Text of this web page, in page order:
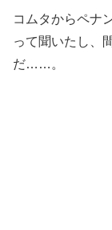
コムタからペナ
って聞いたし、
だ……。